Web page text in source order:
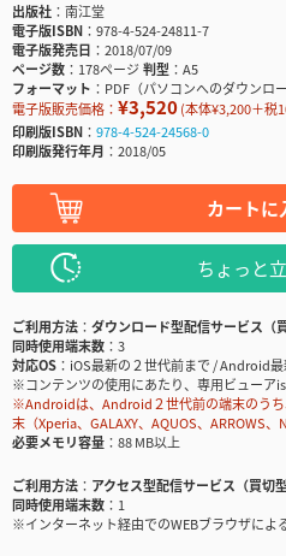
出版社
南江堂
電子版ISBN
978-4-524-24811-7
電子版発売日
2018/07/09
ページ数
178ページ判型
A5
フォーマット
PDF（パソコンへのダウンロ
電子版販売価格： ¥3,520(本体¥3,200＋税
印刷版ISBN
978-4-524-24568-0
印刷版発行年月
2018/05
カートに
ちょっと
ご利用方法
ダウンロード型配信サービス（
同時使用端末数
3
対応OS
iOS最新の２世代前まで / Android
※コンテンツの使用にあたり、専用ビューア
※Androidは、Android２世代前の端末のう
末（Xperia、GALAXY、AQUOS、ARROWS
必要メモリ容量
88 MB以上
ご利用方法
アクセス型配信サービス（買切型
同時使用端末数
1
※インターネット経由でのWEBブラウザによ